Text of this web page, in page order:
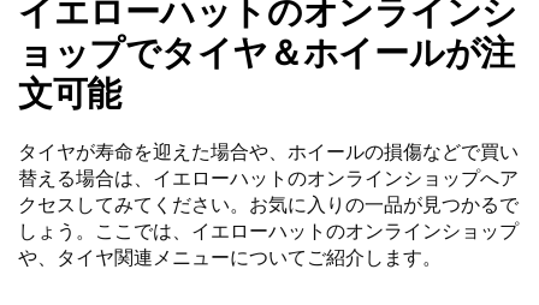
イエローハットのオンラインシ
ョップでタイヤ＆ホイールが注
文可能
タイヤが寿命を迎えた場合や、ホイールの損傷などで買い
替える場合は、イエローハットのオンラインショップへア
クセスしてみてください。お気に入りの一品が見つかるで
しょう。ここでは、イエローハットのオンラインショップ
や、タイヤ関連メニューについてご紹介します。